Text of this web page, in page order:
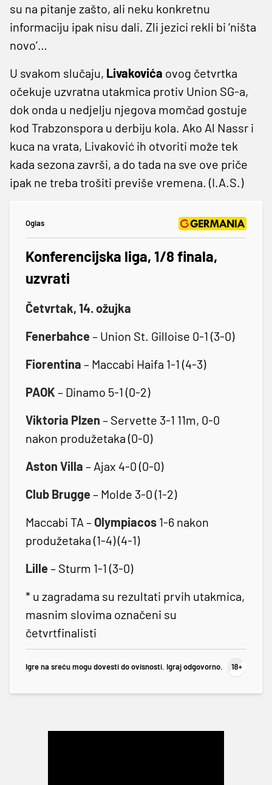
su na pitanje zašto, ali neku konkretnu
informaciju ipak nisu dali. Zli jezici rekli bi ‘ništa
novo’…
U svakom slučaju, Livakovića ovog četvrtka
očekuje uzvratna utakmica protiv Union SG-a,
dok onda u nedjelju njegova momčad gostuje
kod Trabzonspora u derbiju kola. Ako Al Nassr i
kuca na vrata, Livaković ih otvoriti može tek
kada sezona završi, a do tada na sve ove priče
ipak ne treba trošiti previše vremena. (I.A.S.)
Oglas
Konferencijska liga, 1/8 finala,
uzvrati
Četvrtak, 14. ožujka
Fenerbahce– Union St. Gilloise 0-1 (3-0)
Fiorentina – Maccabi Haifa 1-1 (4-3)
PAOK – Dinamo 5-1 (0-2)
Viktoria Plzen – Servette 3-1 11m, 0-0
nakon produžetaka (0-0)
Aston Villa – Ajax 4-0 (0-0)
Club Brugge– Molde 3-0 (1-2)
Maccabi TA – Olympiacos 1-6 nakon
produžetaka (1-4) (4-1)
Lille– Sturm 1-1 (3-0)
* u zagradama su rezultati prvih utakmica,
masnim slovima označeni su
četvrtfinalisti
Igre na sreću mogu dovesti do ovisnosti. Igraj odgovorno.